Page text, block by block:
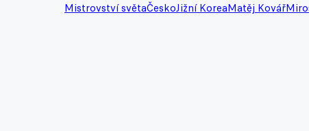
Mistrovství světaČeskoJižní KoreaMatěj Kovář